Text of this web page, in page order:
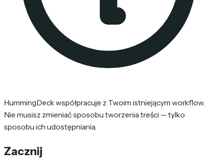
HummingDeck współpracuje z Twoim istniejącym workflow.
Nie musisz zmieniać sposobu tworzenia treści — tylko
sposobu ich udostępniania.
Zacznij